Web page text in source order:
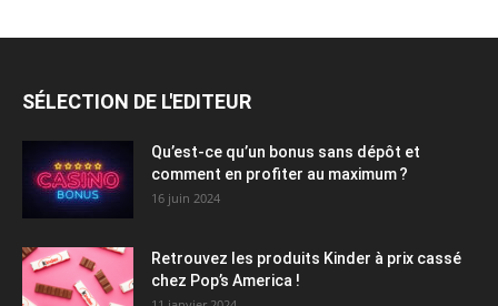
SÉLECTION DE L'EDITEUR
Qu’est-ce qu’un bonus sans dépôt et
comment en profiter au maximum ?
16 juin 2024
Retrouvez les produits Kinder à prix cassé
chez Pop’s America !